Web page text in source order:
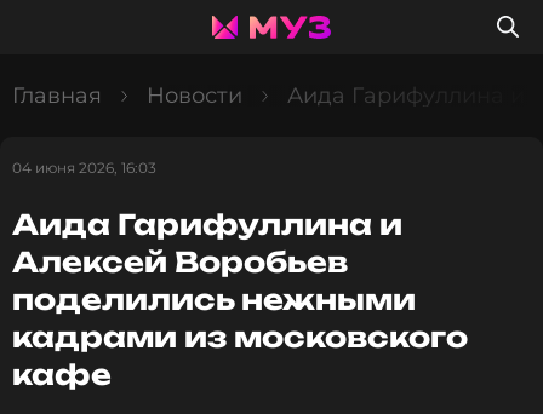
Главная Новости Аида Гарифуллина и
04 июня 2026, 16:03
Аида Гарифуллина и
Алексей Воробьев
поделились нежными
кадрами из московского
кафе